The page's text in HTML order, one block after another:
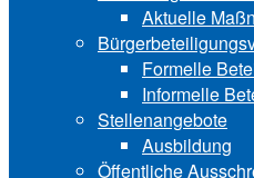
Aktuelle
Formelle
Informelle
Stellenangebote
Ausbildung
Öffentliche